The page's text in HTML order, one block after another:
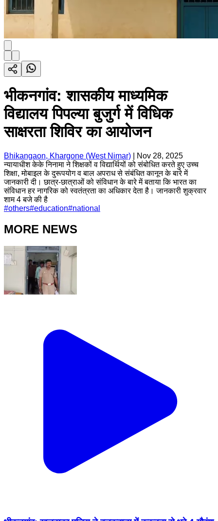
भीकनगांव: शासकीय माध्यमिक
विद्यालय पिपल्या बुजुर्ग में विधिक
साक्षरता शिविर का आयोजन
Bhikangaon, Khargone (West Nimar)
Nov 28, 2025
न्यायाधीश केके निनामा ने शिक्षकों व विद्यार्थियों को संबोधित करते हुए उच्च
शिक्षा, मोबाइल के दुरूपयोग व बाल अपराध से संबंधित कानून के बारे में
जानकारी दी। छात्र-छात्राओं को संविधान के बारे में बताया कि भारत का
संविधान हर नागरिक को स्वतंत्रता का अधिकार देता है। जानकारी शुक्रवार
शाम 4 बजे की है
#others#education#national
MORE NEWS